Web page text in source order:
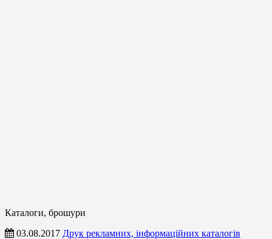
Каталоги, брошури
03.08.2017 Друк рекламних, інформаційних каталогів